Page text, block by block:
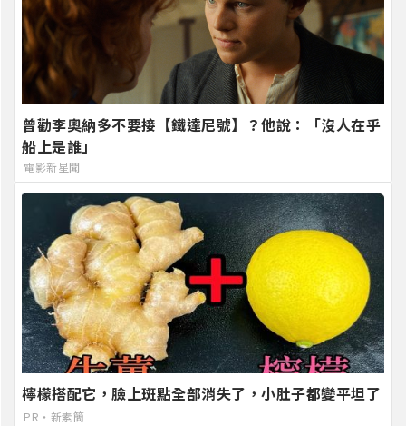
曾勸李奧納多不要接【鐵達尼號】？他說：「沒人在乎
船上是誰」
電影新星聞
檸檬搭配它，臉上斑點全部消失了，小肚子都變平坦了
PR・新素簡